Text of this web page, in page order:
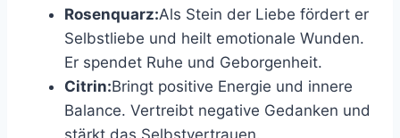
Rosenquarz:Als Stein der Liebe fördert er
Selbstliebe und heilt emotionale Wunden.
Er spendet Ruhe und Geborgenheit.
Citrin:Bringt positive Energie und innere
Balance. Vertreibt negative Gedanken und
stärkt das Selbstvertrauen.